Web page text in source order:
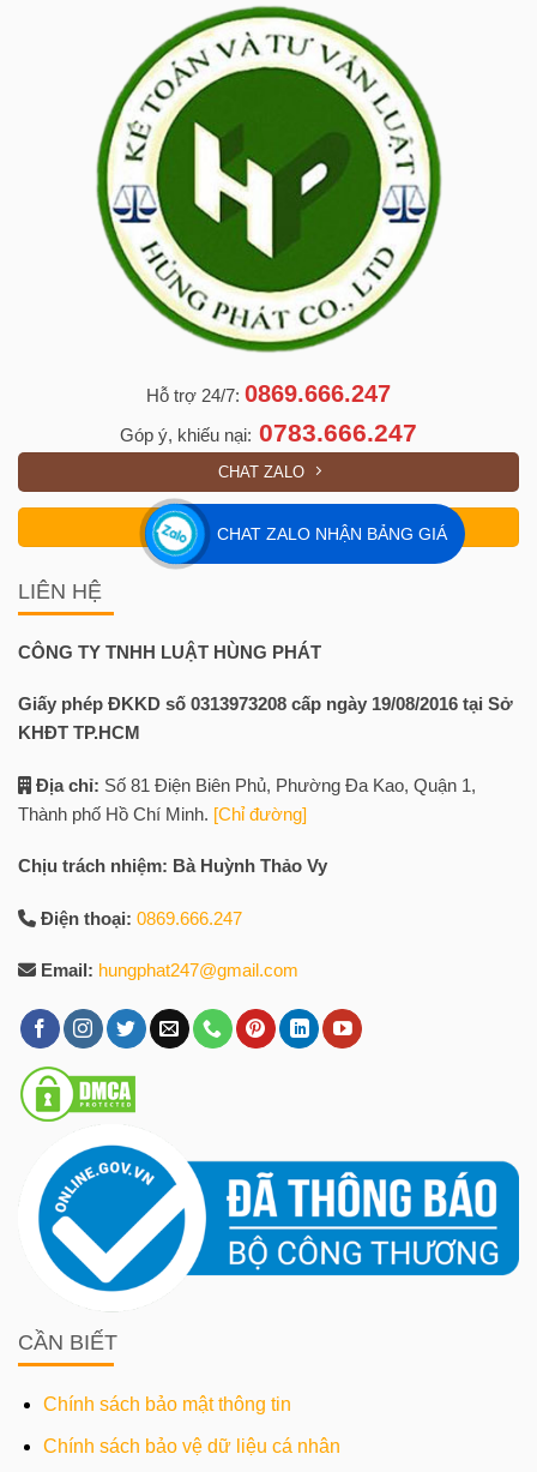
Hỗ trợ 24/7: 0869.666.247
Góp ý, khiếu nại: 0783.666.247
CHAT ZALO
GỌI NGAY
LIÊN HỆ
CÔNG TY TNHH LUẬT HÙNG PHÁT
Giấy phép ĐKKD số 0313973208 cấp ngày 19/08/2016 tại Sở
KHĐT TP.HCM
Địa chỉ: Số 81 Điện Biên Phủ, Phường Đa Kao, Quận 1,
Thành phố Hồ Chí Minh. [Chỉ đường]
Chịu trách nhiệm: Bà Huỳnh Thảo Vy
Điện thoại: 0869.666.247
Email: hungphat247@gmail.com
CẦN BIẾT
Chính sách bảo mật thông tin
Chính sách bảo vệ dữ liệu cá nhân
CHAT ZALO NHẬN BẢNG GIÁ